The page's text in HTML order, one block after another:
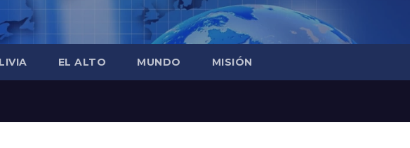
EL ALTO MUNDO MISIÓN